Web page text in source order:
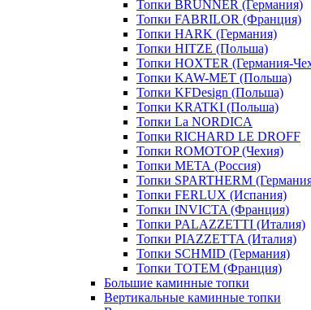
Топки BRUNNER (Германия)
Топки FABRILOR (Франция)
Топки HARK (Германия)
Топки HITZE (Польша)
Топки HOXTER (Германия-
Топки KAW-MET (Польша)
Топки KFDesign (Польша)
Топки KRATKI (Польша)
Топки La NORDICA
Топки RICHARD LE DROFF
Топки ROMOTOP (Чехия)
Топки МЕТА (Россия)
Топки SPARTHERM
Топки FERLUX (Испания)
Топки INVICTA (Франция)
Топки PALAZZETTI (Италия)
Топки PIAZZETTA (Италия)
Топки SCHMID (Германия)
Топки TOTEM (Франция)
Большие каминные топки
Вертикальные каминные топки